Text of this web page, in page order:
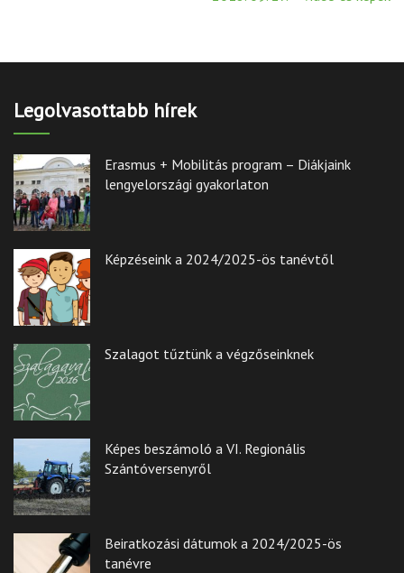
Legolvasottabb hírek
Erasmus + Mobilitás program – Diákjaink
lengyelországi gyakorlaton
Képzéseink a 2024/2025-ös tanévtől
Szalagot tűztünk a végzőseinknek
Képes beszámoló a VI. Regionális
Szántóversenyről
Beiratkozási dátumok a 2024/2025-ös
tanévre